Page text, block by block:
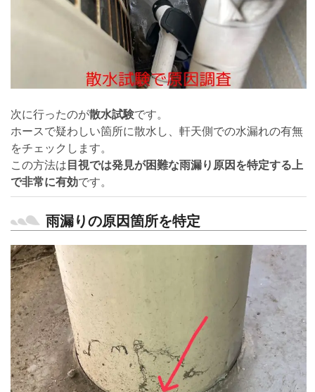
次に行ったのが散水試験です。
ホースで疑わしい箇所に散水し、軒天側での水漏れの有無
をチェックします。
この方法は 目視では発見が困難な雨漏り原因を特定する上
で非常に有効です。
雨漏りの原因箇所を特定